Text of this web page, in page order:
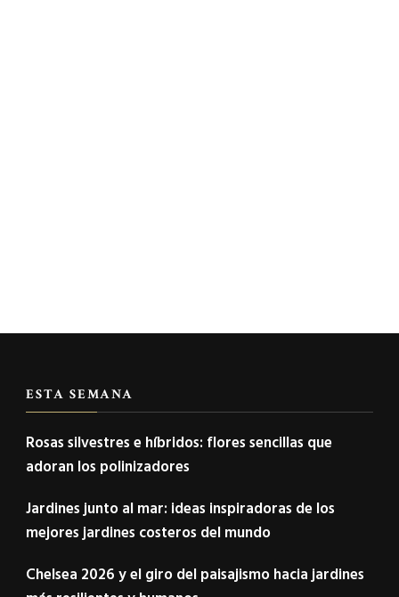
ESTA SEMANA
Rosas silvestres e híbridos: flores sencillas que
adoran los polinizadores
Jardines junto al mar: ideas inspiradoras de los
mejores jardines costeros del mundo
Chelsea 2026 y el giro del paisajismo hacia jardines